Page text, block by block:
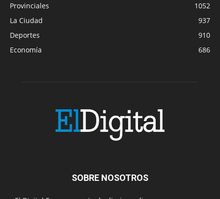
Provinciales
1052
La Ciudad
937
Deportes
910
Economía
686
SOBRE NOSOTROS